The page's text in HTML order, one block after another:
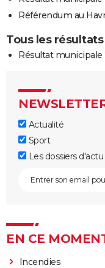
Référendum au
Tous les
Résultat municipale
Actualité
Sport
Les dossiers d'actu
EN CE
Incendies